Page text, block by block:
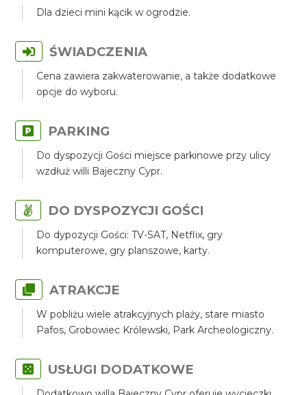
Dla dzieci mini kącik w ogrodzie.
ŚWIADCZENIA
Cena zawiera zakwaterowanie, a także dodatkowe
opcje do wyboru.
PARKING
Do dyspozycji Gości miejsce parkinowe przy ulicy
wzdłuż willi Bajeczny Cypr.
DO DYSPOZYCJI GOŚCI
Do dypozycji Gości: TV-SAT, Netflix, gry
komputerowe, gry planszowe, karty.
ATRAKCJE
W pobliżu wiele atrakcyjnych plaży, stare miasto
Pafos, Grobowiec Królewski, Park Archeologiczny.
USŁUGI DODATKOWE